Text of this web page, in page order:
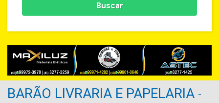
BARÃO LIVRARIA E PAPELARIA -